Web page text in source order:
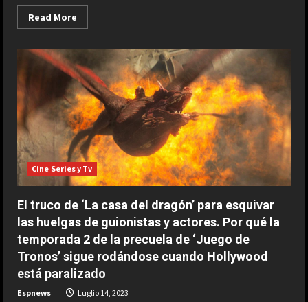
Read More
more
error
imperdonable
de
‘Misión
Imposible
7’
que
traiciona
una
de
las
grandes
señas
de
identidad
de
la
saga
protagonizada
por
Tom
Cruise
Cine Series y Tv
El truco de ‘La casa del dragón’ para esquivar
las huelgas de guionistas y actores. Por qué la
temporada 2 de la precuela de ‘Juego de
Tronos’ sigue rodándose cuando Hollywood
está paralizado
Espnews Luglio 14, 2023